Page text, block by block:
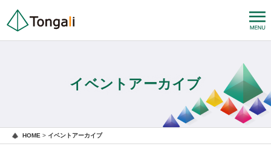
イベントアーカイブ
HOME > イベントアーカイブ